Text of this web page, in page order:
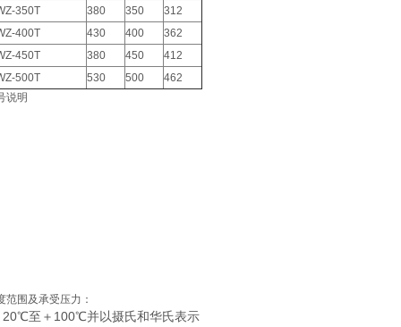
350T
380 350
312
400T
430 400
362
450T
380 450
412
500T
530 500
462
说明
范围及承受压力：
20℃至＋100℃并以摄氏和华氏表示